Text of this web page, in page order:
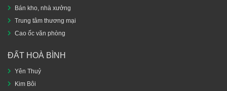
Bán kho, nhà xưởng
Trung tâm thương mại
Cao ốc văn phòng
ĐẤT HOÀ BÌNH
Yên Thuỷ
Kim Bôi